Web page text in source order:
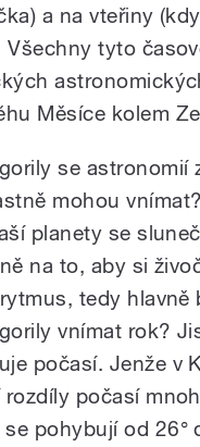
a na vteřiny
Všechny tyto
Měsíce kolem
se astronomií
mohou
planety se
na to, aby si
tedy hlavně
vnímat rok?
počasí. Jenže v
rozdíly počasí
se pohybují od 26°